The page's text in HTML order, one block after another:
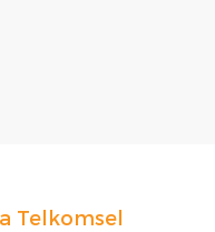
Telkomsel